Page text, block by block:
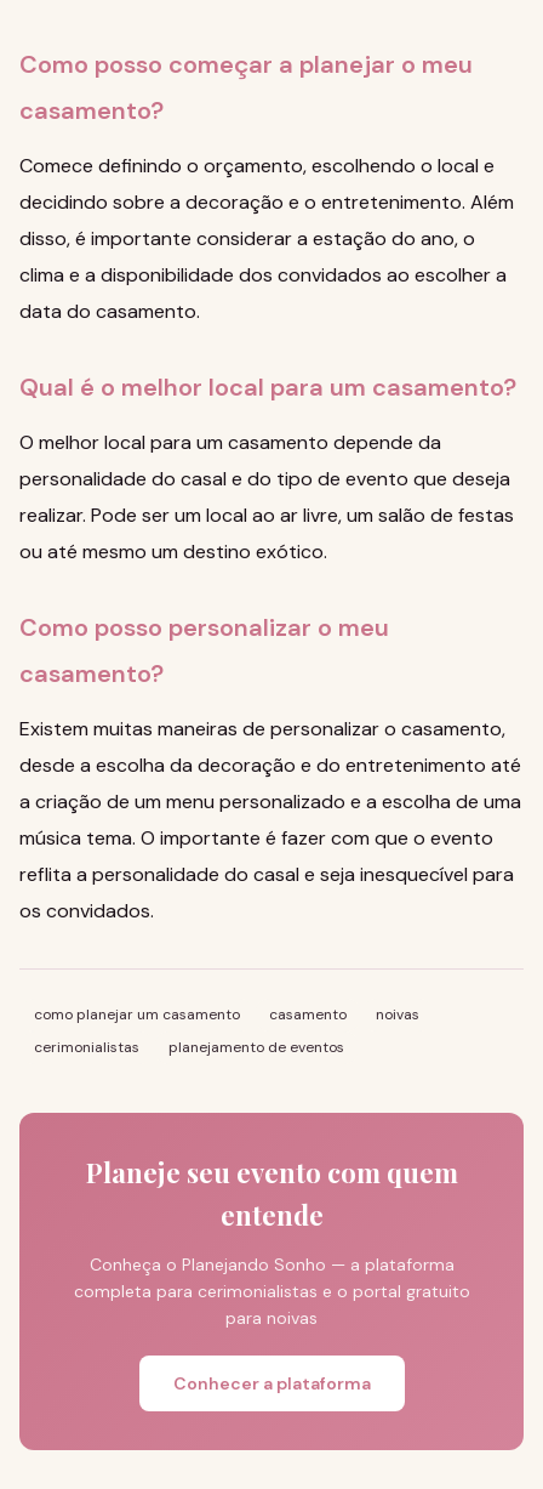
Como posso começar a planejar o meu
casamento?
Comece definindo o orçamento, escolhendo o local e
decidindo sobre a decoração e o entretenimento. Além
disso, é importante considerar a estação do ano, o
clima e a disponibilidade dos convidados ao escolher a
data do casamento.
Qual é o melhor local para um casamento?
O melhor local para um casamento depende da
personalidade do casal e do tipo de evento que deseja
realizar. Pode ser um local ao ar livre, um salão de festas
ou até mesmo um destino exótico.
Como posso personalizar o meu
casamento?
Existem muitas maneiras de personalizar o casamento,
desde a escolha da decoração e do entretenimento até
a criação de um menu personalizado e a escolha de uma
música tema. O importante é fazer com que o evento
reflita a personalidade do casal e seja inesquecível para
os convidados.
como planejar um casamento casamento
noivas
cerimonialistas
planejamento de eventos
Planeje seu evento com quem
entende
Conheça o Planejando Sonho — a plataforma
completa para cerimonialistas e o portal gratuito
para noivas
Conhecer a plataforma